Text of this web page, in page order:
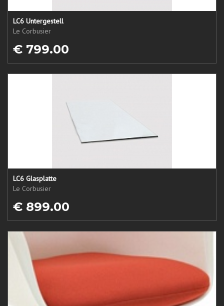
LC6 Untergestell
Le Corbusier
€ 799.00
LC6 Glasplatte
Le Corbusier
€ 899.00